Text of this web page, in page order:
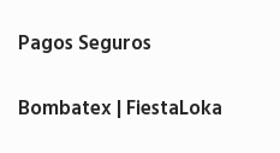
Pagos Seguros
Bombatex | FiestaLoka